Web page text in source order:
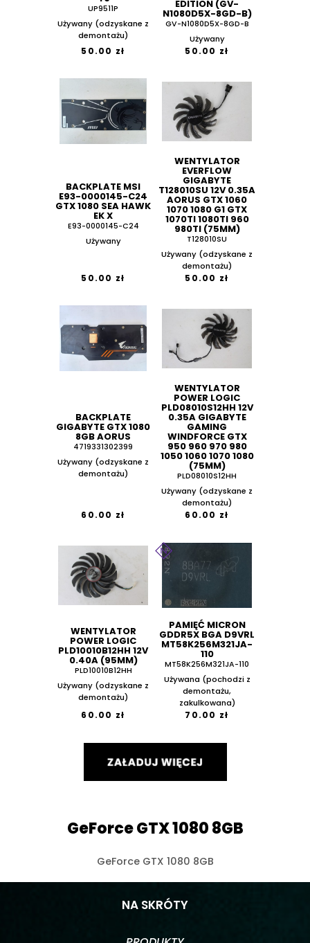
GeForce GTX 1080 8GB
GeForce GTX 1080 8GB
UP9511P
Używany (odzyskane z
demontażu)
50.00 zł
EDITION (GV-
N1080D5X-8GD-B)
GV-N1080D5X-8GD-B
Używany
50.00 zł
BACKPLATE MSI
E93-0000145-C24
GTX 1080 SEA HAWK
EK X
E93-0000145-C24
Używany
50.00 zł
WENTYLATOR
EVERFLOW
GIGABYTE
T128010SU 12V 0.35A
AORUS GTX 1060
1070 1080 G1 GTX
1070TI 1080TI 960
980TI (75MM)
T128010SU
Używany (odzyskane z
demontażu)
50.00 zł
BACKPLATE
GIGABYTE GTX 1080
8GB AORUS
4719331302399
Używany (odzyskane z
demontażu)
60.00 zł
WENTYLATOR
POWER LOGIC
PLD08010S12HH 12V
0.35A GIGABYTE
GAMING
WINDFORCE GTX
950 960 970 980
1050 1060 1070 1080
(75MM)
PLD08010S12HH
Używany (odzyskane z
demontażu)
60.00 zł
WENTYLATOR
POWER LOGIC
PLD10010B12HH 12V
0.40A (95MM)
PLD10010B12HH
Używany (odzyskane z
demontażu)
60.00 zł
PAMIĘĆ MICRON
GDDR5X BGA D9VRL
MT58K256M321JA-
110
MT58K256M321JA-110
Używana (pochodzi z
demontażu,
zakulkowana)
70.00 zł
NA SKRÓTY